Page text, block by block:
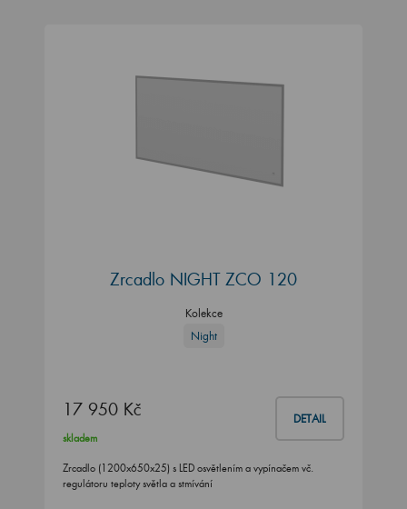
Zrcadlo NIGHT ZCO 120
Kolekce
Night
17 950 Kč DETAIL
skladem
Zrcadlo (1200x650x25) s LED osvětlením a vypínačem vč.
regulátoru teploty světla a stmívání